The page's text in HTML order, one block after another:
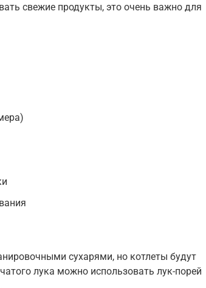
свежие продукты, это очень важно для
сухарями, но котлеты будут
лука можно использовать лук-порей